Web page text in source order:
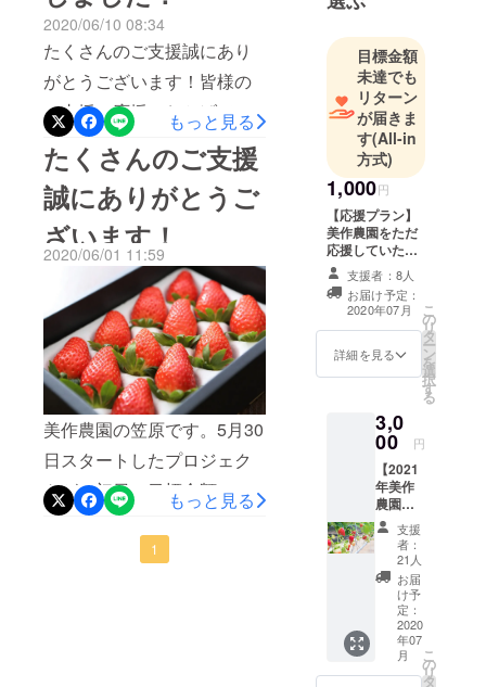
ベリー、さちのか」の中か
らご希望の品種を１つお選
びいただきご記入をお願い
致します。ご迷惑をお掛け
して申し訳ございません。
どうぞよろしくお願い致し
ます。
2020/06/10 08:34
たくさんのご支援誠にあり
がとうございます！皆様の
ご支援、応援のおかげでネ
クストゴールとして目標に
していた350万円を達成する
ことができました。心より
感謝申し上げます。引き続
きどうぞよろしくお願い申
し上げます。
もっと見る
たくさんのご支援
誠にありがとうご
ざいます！
2020/06/01 11:59
美作農園の笠原です。5月30
日スタートしたプロジェク
トが、初日に目標金額50万
円を達成致しました。また2
日目の昨日、ネクストゴー
もっと見る
1
目標金額
未達でも
リターン
が届きま
す(All-in
方式)
1,000円
【応援プラン】
美作農園をただ
応援していただ
ける方向け 感謝
の手紙をお送り
させていただき
ます。 応援して
いただけるこ
と、心より感謝
致します！ 来年
資金に充てさせ
ていただきま
支援者：8人
お届け予定：
2020年07月
詳細を見る
こ
の
リ
タ
ー
ン
を
選
択
す
る
3,0
00 円
【2021
年美作
農園い
ちご狩
りペア
招待券
＋感謝
の手
紙】
2021年
1月～4
月の間
でお使
支援
者：
21人
お届
け予
定：
2020
年07
月
こ
の
リ
タ